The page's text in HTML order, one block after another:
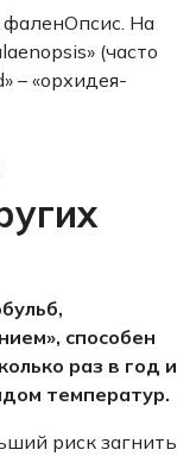
фаленОпсис. На
(часто
– «орхидея-
способен
раз в год и
температур.
риск загнить